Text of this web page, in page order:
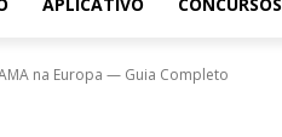
na Europa — Guia Completo